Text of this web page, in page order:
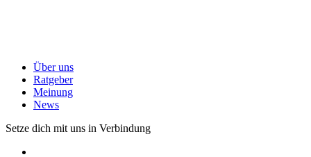
Über uns
Ratgeber
Meinung
News
Setze dich mit uns in Verbindung